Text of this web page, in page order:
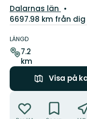
Län:
Dalarnas län
6697.98 km från dig
om
leden
LÄNGD
7.2
km
Visa på